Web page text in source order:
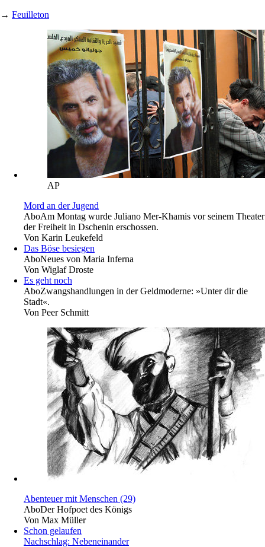
→ Feuilleton
AP
Mord an der Jugend
AboAm Montag wurde Juliano Mer-Khamis vor seinem Theater
der Freiheit in Dschenin erschossen.
Von Karin Leukefeld
Das Böse besiegen
AboNeues von Maria Inferna
Von Wiglaf Droste
Es geht noch
AboZwangshandlungen in der Geldmoderne: »Unter dir die
Stadt«.
Von Peer Schmitt
Abenteuer mit Menschen (29)
AboDer Hofpoet des Königs
Von Max Müller
Schon gelaufen
Nachschlag: Nebeneinander